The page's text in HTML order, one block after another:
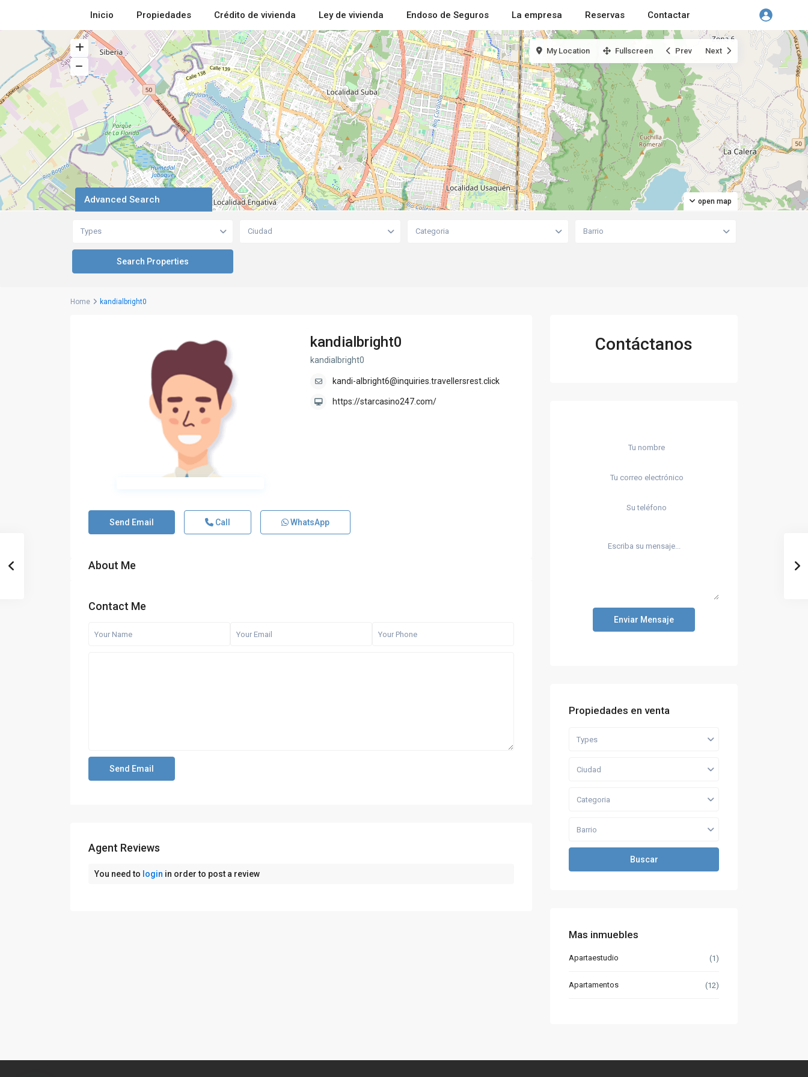
Inicio Propiedades Crédito de vivienda Ley de vivienda Endoso de Seguros La empresa Reservas Contactar
open map
My Location Fullscreen Prev Next
Advanced Search
Types Ciudad Categoria Barrio
Home kandialbright0
kandialbright0
kandialbright0
kandi-albright6@inquiries.travellersrest.click
https://starcasino247.com/
Send Email Call WhatsApp
About Me
Contact Me
Agent Reviews
You need to login in order to post a review
Contáctanos
Enviar Mensaje
Propiedades en venta
Types
Ciudad
Categoria
Barrio
Buscar
Mas inmuebles
Apartaestudio (1)
Apartamentos (12)